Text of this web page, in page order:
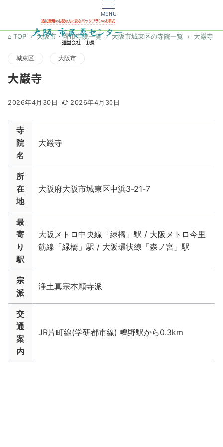
MENU
TOP 大阪市・堺市寺院一覧 大阪市城東区の寺院一覧 大巌寺
城東区 大阪市
大巌寺
2026年4月30日 2026年4月30日
寺
院
名
大巌寺
所
在
地
大阪府大阪市城東区中浜3-21-7
最
寄
り
駅
大阪メトロ中央線「緑橋」駅 / 大阪メトロ今里
筋線「緑橋」駅 / 大阪環状線「森ノ宮」駅
宗
派
浄土真宗本願寺派
交
通
案
内
JR片町線(学研都市線) 鴫野駅から0.3km